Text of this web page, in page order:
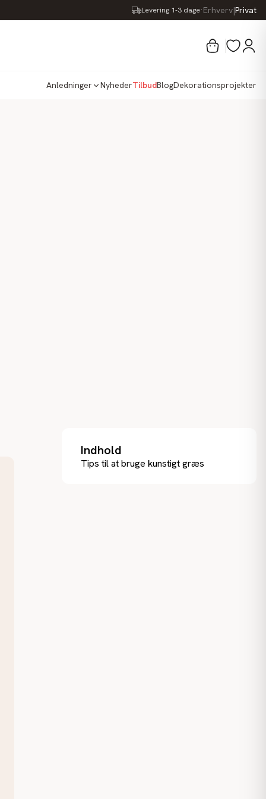
Levering 1-3 dage·Erhverv|Privat
Anledninger NyhederTilbudBlogDekorationsprojekter
Indhold
Tips til at bruge kunstigt græs